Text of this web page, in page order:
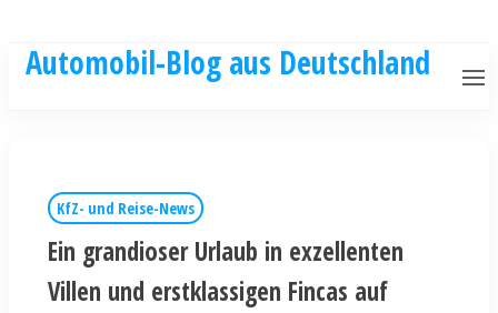
Automobil-Blog aus Deutschland
KfZ- und Reise-News
Ein grandioser Urlaub in exzellenten
Villen und erstklassigen Fincas auf